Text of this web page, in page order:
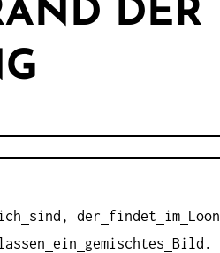
DER
sind, der findet im
ein gemischtes Bild.